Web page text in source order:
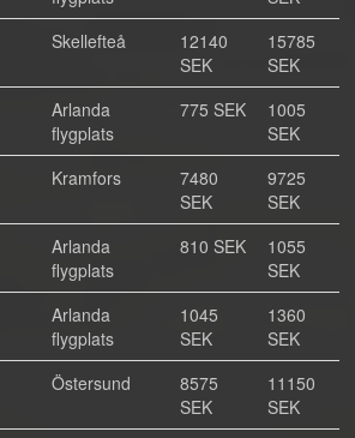
Skellefteå
12140
SEK
15785
SEK
Arlanda
flygplats
775 SEK
1005
SEK
Kramfors
7480
SEK
9725
SEK
Arlanda
flygplats
810 SEK
1055
SEK
Arlanda
flygplats
1045
SEK
1360
SEK
Östersund
8575
SEK
11150
SEK